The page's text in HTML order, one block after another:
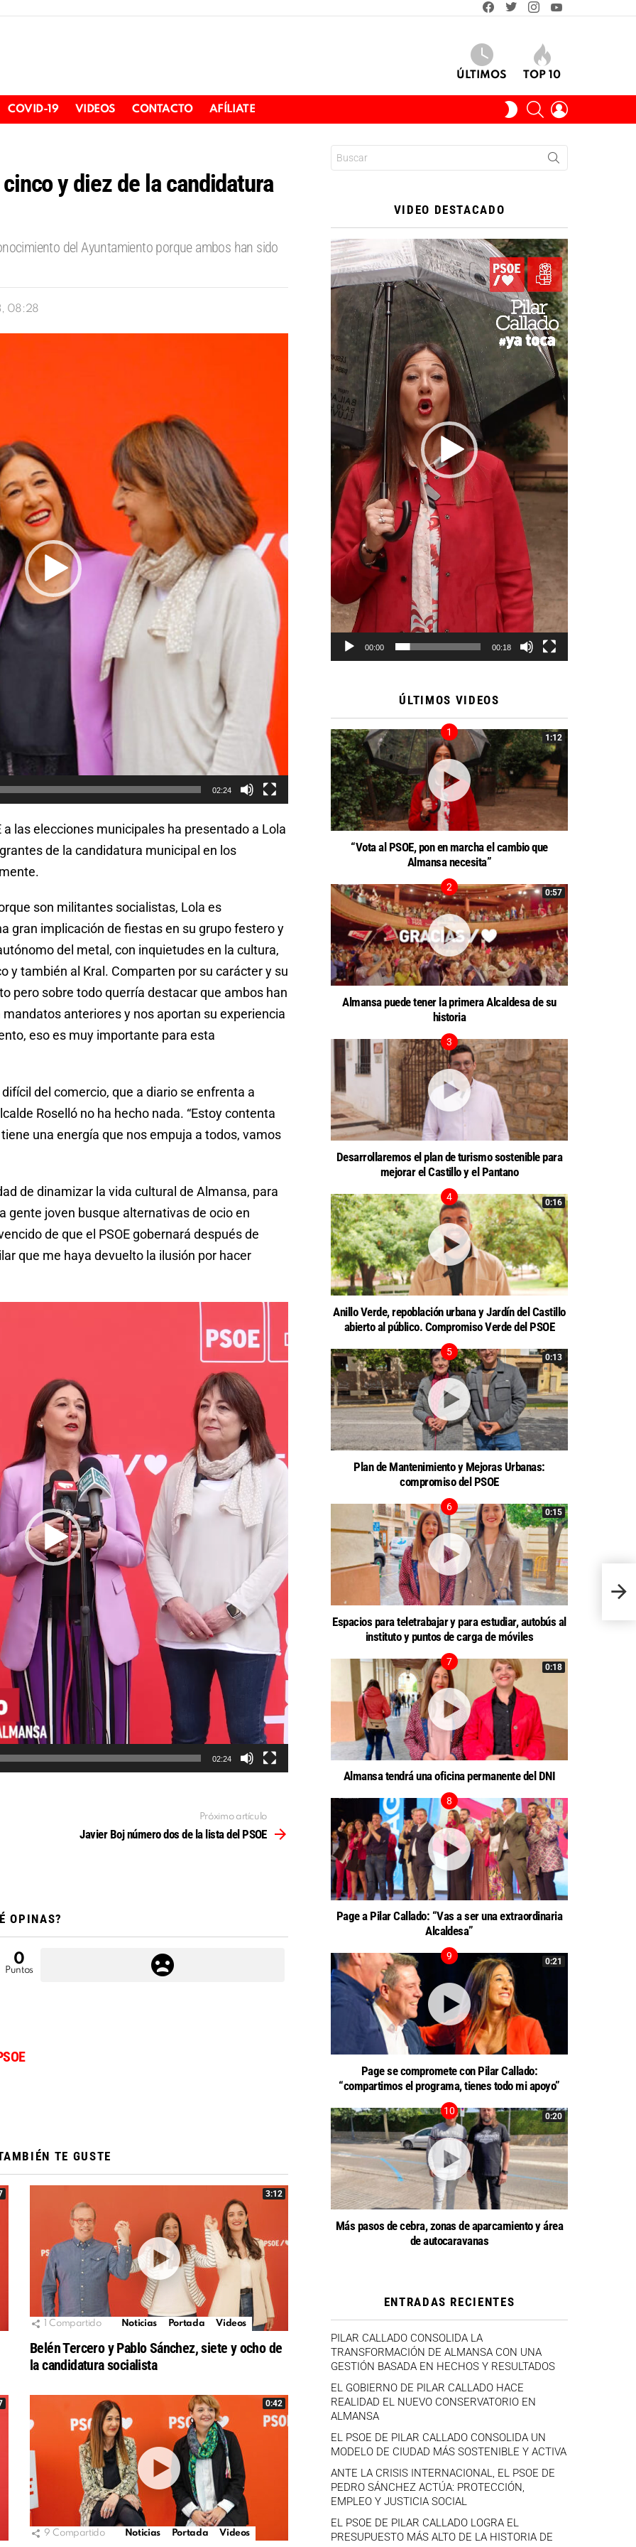
ÚLTIMOS TOP 10
COVID-19 VIDEOS CONTACTO AFÍLIATE
SWITCH
SKIN
BUSCAR
y diez de la candidatura
del Ayuntamiento porque ambos han sido
08:28
02:24
a las elecciones municipales ha presentado a Lola
de la candidatura municipal en los
son militantes socialistas, Lola es
gran implicación de fiestas en su grupo festero y
del metal, con inquietudes en la cultura,
y también al Kral. Comparten por su carácter y su
pero sobre todo querría destacar que ambos han
anteriores y nos aportan su experiencia
eso es muy importante para esta
del comercio, que a diario se enfrenta a
Roselló no ha hecho nada. “Estoy contenta
una energía que nos empuja a todos, vamos
de dinamizar la vida cultural de Almansa, para
gente joven busque alternativas de ocio en
de que el PSOE gobernará después de
que me haya devuelto la ilusión por hacer
02:24
Próximo artículo
Javier Boj número dos de la lista del PSOE
OPINAS?
0
Puntos
TE GUSTE
3:12
Compartido Noticias Portada Videos
Belén Tercero y Pablo Sánchez, siete y ocho de
la candidatura socialista
0:42
9 Compartido Noticias Portada Videos
VIDEO DESTACADO
Reproductor
de
vídeo
00:00 00:18
ÚLTIMOS VIDEOS
1:12
“Vota al PSOE, pon en marcha el cambio que
Almansa necesita”
0:57
Almansa puede tener la primera Alcaldesa de su
historia
Desarrollaremos el plan de turismo sostenible para
mejorar el Castillo y el Pantano
0:16
Anillo Verde, repoblación urbana y Jardín del Castillo
abierto al público. Compromiso Verde del PSOE
0:13
Plan de Mantenimiento y Mejoras Urbanas:
compromiso del PSOE
0:15
Espacios para teletrabajar y para estudiar, autobús al
instituto y puntos de carga de móviles
0:18
Almansa tendrá una oficina permanente del DNI
Page a Pilar Callado: “Vas a ser una extraordinaria
Alcaldesa”
0:21
Page se compromete con Pilar Callado:
“compartimos el programa, tienes todo mi apoyo”
0:20
Más pasos de cebra, zonas de aparcamiento y área
de autocaravanas
ENTRADAS RECIENTES
PILAR CALLADO CONSOLIDA LA
TRANSFORMACIÓN DE ALMANSA CON UNA
GESTIÓN BASADA EN HECHOS Y RESULTADOS
EL GOBIERNO DE PILAR CALLADO HACE
REALIDAD EL NUEVO CONSERVATORIO EN
ALMANSA
EL PSOE DE PILAR CALLADO CONSOLIDA UN
MODELO DE CIUDAD MÁS SOSTENIBLE Y ACTIVA
ANTE LA CRISIS INTERNACIONAL, EL PSOE DE
PEDRO SÁNCHEZ ACTÚA: PROTECCIÓN,
EMPLEO Y JUSTICIA SOCIAL
EL PSOE DE PILAR CALLADO LOGRA EL
PRESUPUESTO MÁS ALTO DE LA HISTORIA DE